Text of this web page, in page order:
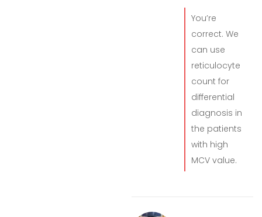
You’re
correct. We
can use
reticulocyte
count for
differential
diagnosis in
the patients
with high
MCV value.